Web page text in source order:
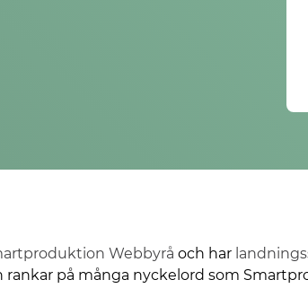
Webbyrå och har
på många nyckelord som